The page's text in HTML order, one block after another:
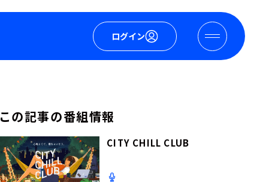
ログイン
この記事の番組情報
CITY CHILL CLUB